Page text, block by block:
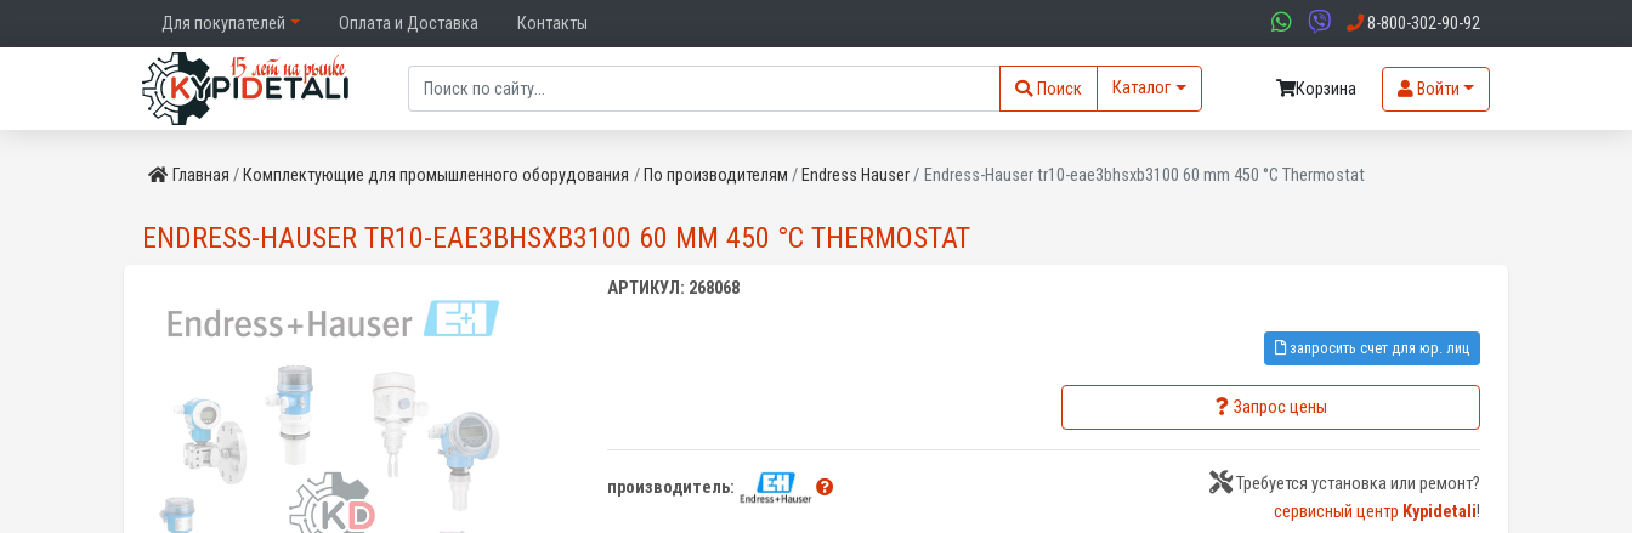
Для покупателей Оплата и Доставка Контакты 8-800-302-90-92
Поиск Каталог Корзина Войти
Главная Комплектующие для промышленного оборудования По производителям Endress Hauser Endress-Hauser tr10-eae3bhsxb3100 60 mm 450 °C Thermostat
ENDRESS-HAUSER TR10-EAE3BHSXB3100 60 MM 450 °C THERMOSTAT
АРТИКУЛ: 268068
запросить счет для юр. лиц
Запрос цены
производитель:
Требуется установка или ремонт?
сервисный центр Kypidetali!